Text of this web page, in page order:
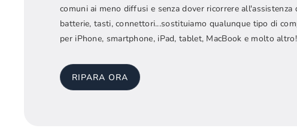
comuni ai meno diffusi e senza dover ricorrere all'assistenza
batterie, tasti, connettori...sostituiamo qualunque tipo di
per iPhone, smartphone, iPad, tablet, MacBook e molto altro!
RIPARA ORA